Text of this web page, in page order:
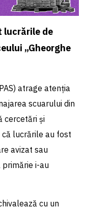
lucrările de
„Gheorghe
atrage atenția
scuarului din
cercetări și
lucrările au fost
avizat sau
i-au
cu un